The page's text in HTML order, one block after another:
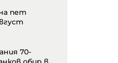
пет
70-